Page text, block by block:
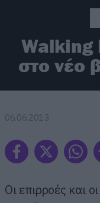
Walking
στο νέο
06.06.2013
Οι επιρροές και